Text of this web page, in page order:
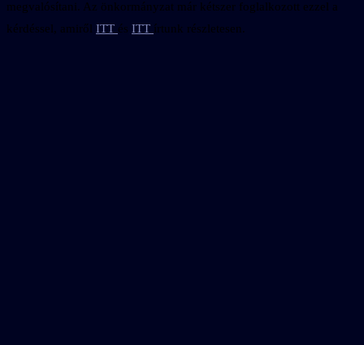
megvalósítani. Az önkormányzat már kétszer foglalkozott ezzel a
kérdéssel, amiről ITT és ITT írtunk részletesen.